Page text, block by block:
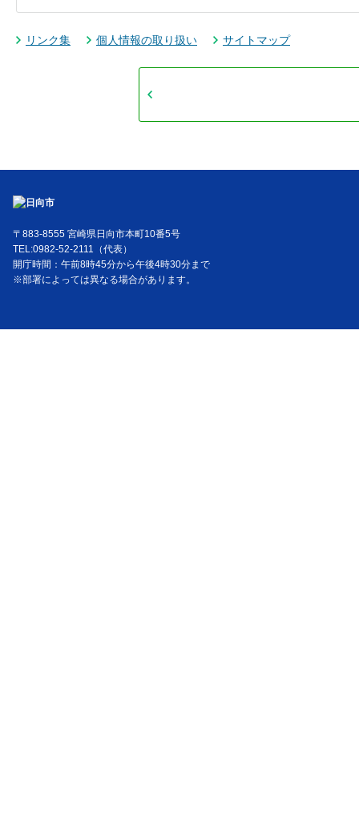
リンク集 個人情報の取り扱い サイトマップ
〒883-8555 宮崎県日向市本町10番5号
TEL:0982-52-2111（代表）
開庁時間：午前8時45分から午後4時30分まで
※部署によっては異なる場合があります。